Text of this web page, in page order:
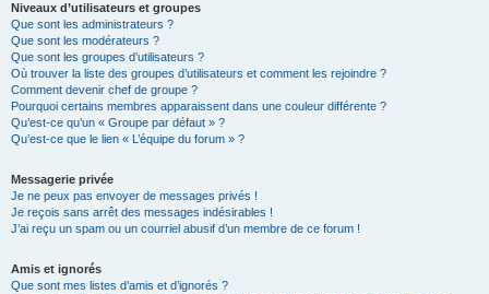
Niveaux d’utilisateurs et groupes
Que sont les administrateurs ?
Que sont les modérateurs ?
Que sont les groupes d’utilisateurs ?
Où trouver la liste des groupes d’utilisateurs et comment les rejoindre ?
Comment devenir chef de groupe ?
Pourquoi certains membres apparaissent dans une couleur différente ?
Qu’est-ce qu’un « Groupe par défaut » ?
Qu’est-ce que le lien « L’équipe du forum » ?
Messagerie privée
Je ne peux pas envoyer de messages privés !
Je reçois sans arrêt des messages indésirables !
J’ai reçu un spam ou un courriel abusif d’un membre de ce forum !
Amis et ignorés
Que sont mes listes d’amis et d’ignorés ?